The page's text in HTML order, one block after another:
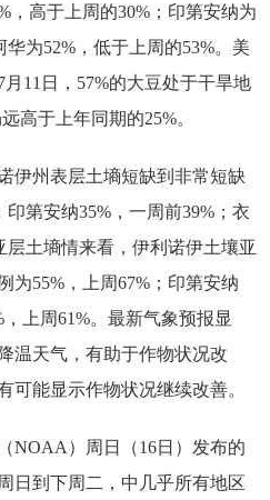
，高于上周的30%；印第安纳为
为52%，低于上周的53%。美
11日，57%的大豆处于干旱地
高于上年同期的25%。
伊州表层土墒短缺到非常短缺
第安纳35%，一周前39%；衣
层土墒情来看，伊利诺伊土壤亚
为55%，上周67%；印第安纳
上周61%。最新气象预报显
温天气，有助于作物状况改
可能显示作物状况继续改善。
NOAA）周日（16日）发布的
日到下周二，中几乎所有地区